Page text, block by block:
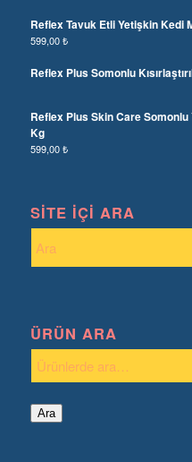
Reflex Tavuk Etli Yetişkin Kedi
599,00₺
Reflex Plus Somonlu
Reflex Plus Skin Care Somonlu
Kg
599,00₺
SITE İÇI ARA
ÜRÜN ARA
Ara